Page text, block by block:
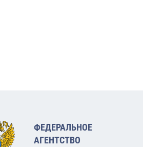
ФЕДЕРАЛЬНОЕ
АГЕНТСТВО